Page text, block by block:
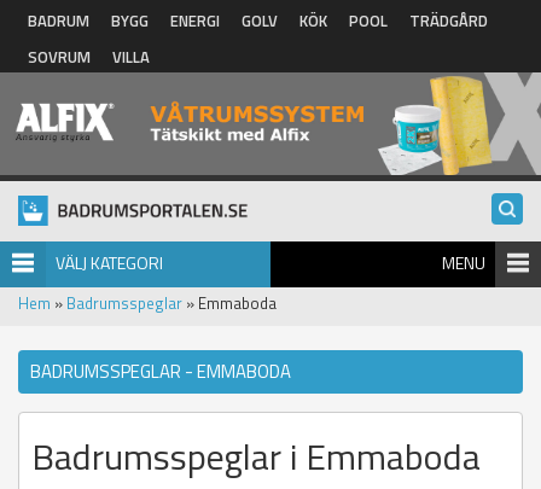
Hoppa till huvudinnehåll
BADRUM BYGG ENERGI GOLV KÖK POOL
TRÄDGÅRD
SOVRUM
VILLA
VÄLJ KATEGORI MENU
Hem » Badrumsspeglar » Emmaboda
BADRUMSSPEGLAR - EMMABODA
Badrumsspeglar i Emmaboda